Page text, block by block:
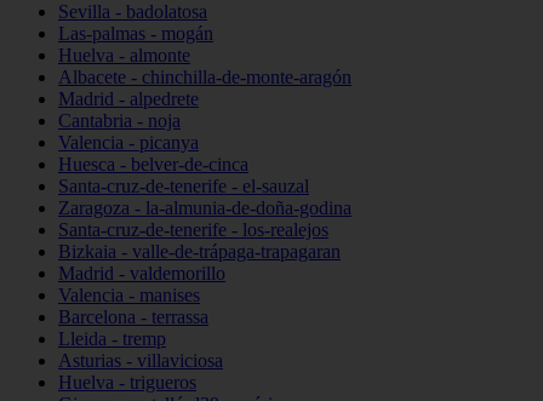
Sevilla - badolatosa
Las-palmas - mogán
Huelva - almonte
Albacete - chinchilla-de-monte-aragón
Madrid - alpedrete
Cantabria - noja
Valencia - picanya
Huesca - belver-de-cinca
Santa-cruz-de-tenerife - el-sauzal
Zaragoza - la-almunia-de-doña-godina
Santa-cruz-de-tenerife - los-realejos
Bizkaia - valle-de-trápaga-trapagaran
Madrid - valdemorillo
Valencia - manises
Barcelona - terrassa
Lleida - tremp
Asturias - villaviciosa
Huelva - trigueros